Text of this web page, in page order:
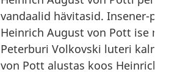
vandaalid hävitasid. Insener-
Heinrich August von Pott ise
Peterburi Volkovski luteri
von Pott alustas koos Heinrich